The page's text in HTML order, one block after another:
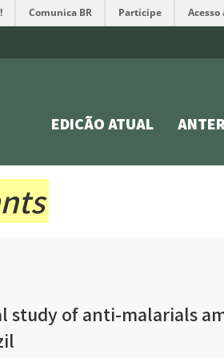
Comunica BR Participe
EDIÇÃO ATUAL
study of anti-malarials